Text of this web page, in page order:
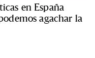
en España
agachar la